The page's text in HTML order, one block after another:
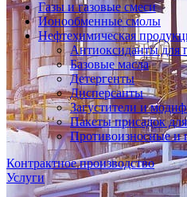
Газы и газовые смеси
Ионообменные смолы
Нефтехимическая
Антиоксиданты для
Базовые масла
Детергенты
Дисперсанты
Загустители и
Пакеты присадок
Противоизносные и
Контрактное производство
Услуги